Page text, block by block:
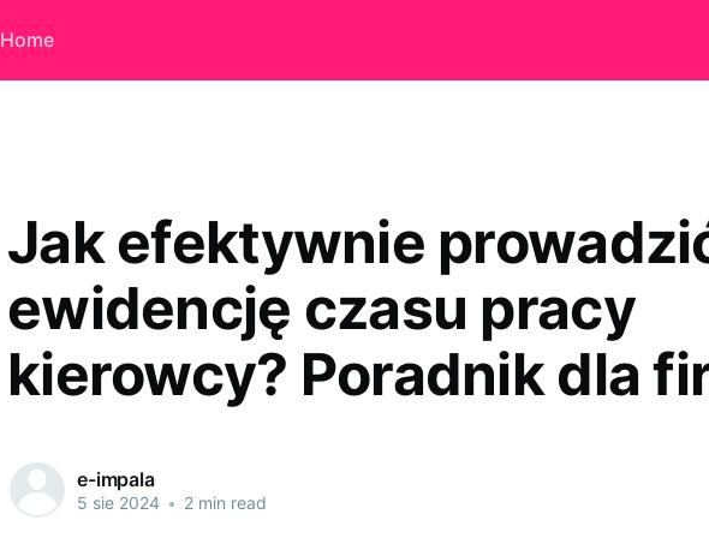
Home
Jak efektywnie
ewidencję czasu pracy
kierowcy? Poradnik dla
e-impala
5 sie 2024 • 2 min read